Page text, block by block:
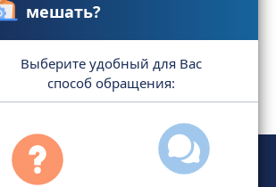
обработки персональных
мешать?
Выберите удобный для Вас
способ обращения: